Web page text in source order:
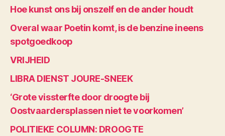
Hoe kunst ons bij onszelf en de ander houdt
Overal waar Poetin komt, is de benzine ineens
spotgoedkoop
VRIJHEID
LIBRA DIENST JOURE-SNEEK
‘Grote vissterfte door droogte bij
Oostvaardersplassen niet te voorkomen’
POLITIEKE COLUMN: DROOGTE